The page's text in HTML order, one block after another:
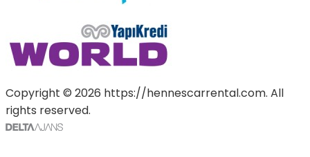
Copyright © 2026 https://hennescarrental.com. All
rights reserved.